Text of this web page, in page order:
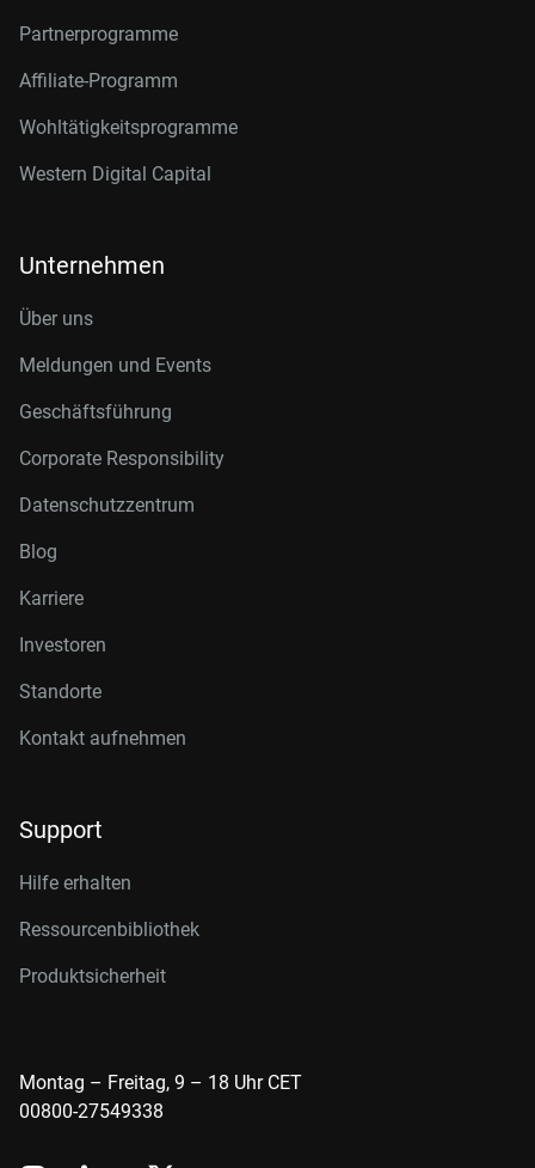
Partnerprogramme
Affiliate-Programm
Wohltätigkeitsprogramme
Western Digital Capital
Unternehmen
Über uns
Meldungen und Events
Geschäftsführung
Corporate Responsibility
Datenschutzzentrum
Blog
Karriere
Investoren
Standorte
Kontakt aufnehmen
Support
Hilfe erhalten
Ressourcenbibliothek
Produktsicherheit
Montag – Freitag, 9 – 18 Uhr CET
00800-27549338